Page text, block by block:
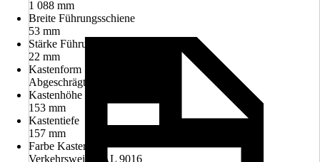
1 088 mm
Breite Führungsschiene
53 mm
Stärke Führungsschiene
22 mm
Kastenform
Abgeschrägt
Kastenhöhe
153 mm
Kastentiefe
157 mm
Farbe Kasten
Verkehrsweiß RAL 9016